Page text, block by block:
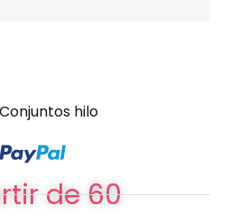
Conjuntos hilo
de 60